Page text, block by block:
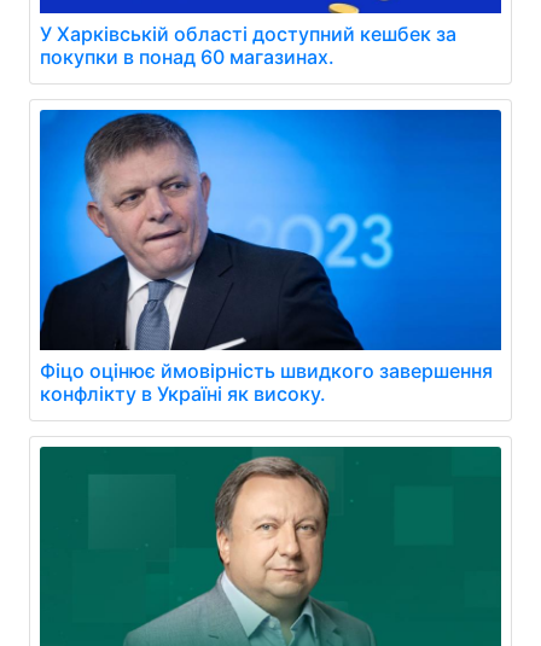
У Харківській області доступний кешбек за
покупки в понад 60 магазинах.
Фіцо оцінює ймовірність швидкого завершення
конфлікту в Україні як високу.